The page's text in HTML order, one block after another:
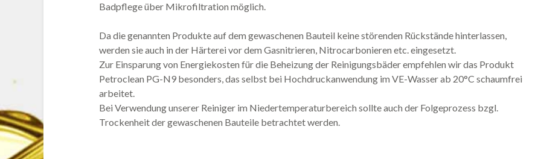
Badpflege über Mikrofiltration möglich.
Da die genannten Produkte auf dem gewaschenen Bauteil keine störenden Rückstände hinterlassen,
werden sie auch in der Härterei vor dem Gasnitrieren, Nitrocarbonieren etc. eingesetzt.
Zur Einsparung von Energiekosten für die Beheizung der Reinigungsbäder empfehlen wir das Produkt
Petroclean PG-N9 besonders, das selbst bei Hochdruckanwendung im VE-Wasser ab 20°C schaumfrei
arbeitet.
Bei Verwendung unserer Reiniger im Niedertemperaturbereich sollte auch der Folgeprozess bzgl.
Trockenheit der gewaschenen Bauteile betrachtet werden.